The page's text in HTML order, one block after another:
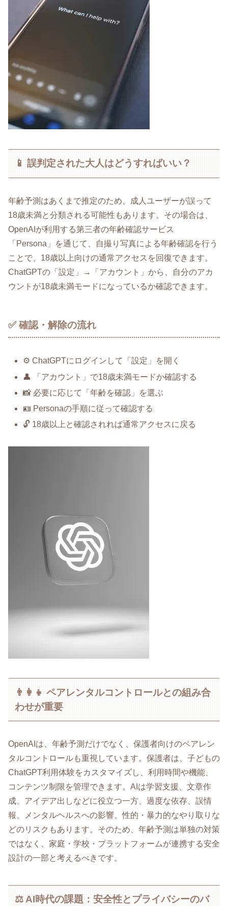
📱 誤判定された大人はどうすればいい？
年齢予測はあくまで推定のため、成人ユーザーが誤って
18歳未満と分類される可能性もあります。その場合は、
OpenAIが利用する第三者の年齢確認サービス
「Persona」を通じて、自撮り写真による年齢確認を行う
ことで、18歳以上向けの通常アクセスを回復できます。
ChatGPTの「設定」→「アカウント」から、自分のアカ
ウントが18歳未満モードになっているか確認できます。
✅ 確認・解除の流れ
⚙️ ChatGPTにログインして「設定」を開く
👤 「アカウント」で18歳未満モードか確認する
📸 必要に応じて「年齢を確認」を選ぶ
🪪 Personaの手順に従って確認する
🔓 18歳以上と確認されれば通常アクセスに戻る
👨‍👩‍👧 ペアレンタルコントロールとの組み合
わせが重要
OpenAIは、年齢予測だけでなく、保護者向けのペアレン
タルコントロールも重視しています。保護者は、子どもの
ChatGPT利用体験をカスタマイズし、利用時間や機能、
コンテンツ制限を管理できます。AIは学習支援、文章作
成、アイデア出しなどに役立つ一方、過度な依存、誤情
報、メンタルヘルスへの影響、性的・暴力的なやり取りな
どのリスクもあります。そのため、年齢予測は単独の対策
ではなく、家庭・学校・プラットフォームが連携する安全
設計の一部と考えるべきです。
⚖️ AI時代の課題：安全性とプライバシーのバ